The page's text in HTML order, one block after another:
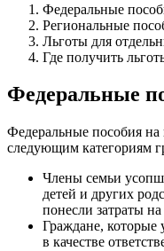
Федеральные
Региональные
Льготы для
Где получить
Федеральные
Федеральные пособия на
следующим категориям
Члены семьи
детей и других
понесли затраты
Граждане,
в качестве